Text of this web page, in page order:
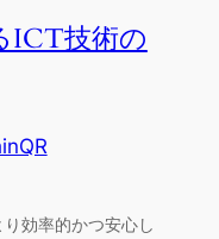
ICT技術の
効率的かつ安心し